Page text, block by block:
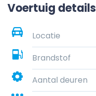
Voertuig details
Locatie
Brandstof
Aantal deuren